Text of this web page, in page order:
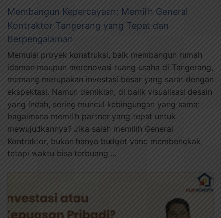
Membangun Kepercayaan: Memilih General
Kontraktor Tangerang yang Tepat dan
Berpengalaman
Memulai proyek konstruksi, baik membangun rumah
idaman maupun merenovasi ruang usaha di Tangerang,
memang merupakan investasi besar yang sarat dengan
ekspektasi. Namun demikian, di balik visualisasi desain
yang indah, sering muncul kebingungan yang sama:
bagaimana memilih partner yang tepat untuk
mewujudkannya? Jika salah memilih General
Kontraktor, bukan hanya budget yang membengkak,
tetapi waktu bisa terbuang …